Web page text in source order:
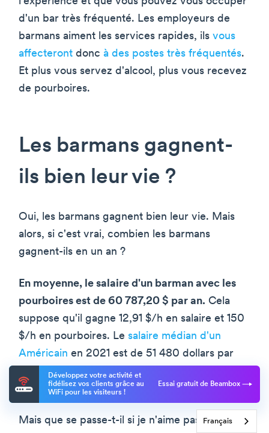
d'un bar très fréquenté. Les employeurs de
barmans aiment les services rapides, ils vous
affecteront donc à des postes très fréquentés.
Et plus vous servez d'alcool, plus vous recevez
de pourboires.
Les barmans gagnent-
ils bien leur vie ?
Oui, les barmans gagnent bien leur vie. Mais
alors, si c'est vrai, combien les barmans
gagnent-ils en un an ?
En moyenne, le salaire d'un barman avec les
pourboires est de 60 787,20 $ par an. Cela
suppose qu'il gagne 12,91 $/h en salaire et 150
$/h en pourboires. Le salaire médian d'un
Américain en 2021 est de 51 480 dollars par
an, ce qui signifie que tout montant supérieur
est un excellent salaire moyen.
Mais que se passe-t-il si je n'aime pas les gens
Développez votre activité et
fidélisez vos clients grâce au
WiFi pour les visiteurs !
Essai gratuit de Beambox
Français